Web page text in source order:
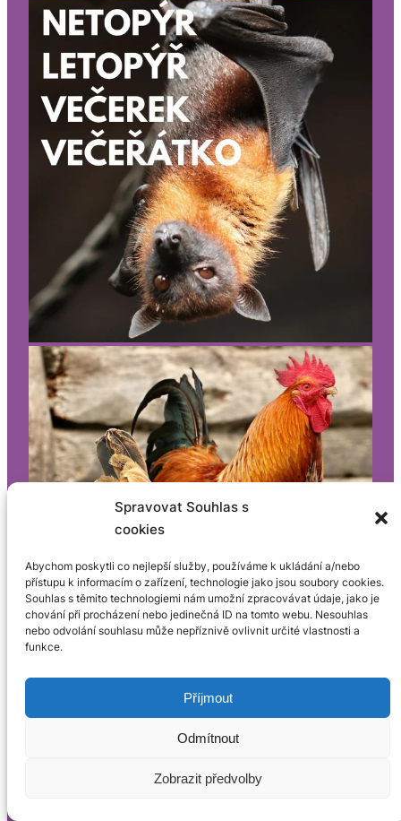
Spravovat Souhlas s
cookies
Abychom poskytli co nejlepší služby, používáme k ukládání a/nebo
přístupu k informacím o zařízení, technologie jako jsou soubory cookies.
Souhlas s těmito technologiemi nám umožní zpracovávat údaje, jako je
chování při procházení nebo jedinečná ID na tomto webu. Nesouhlas
nebo odvolání souhlasu může nepříznivě ovlivnit určité vlastnosti a
funkce.
Příjmout
Odmítnout
Zobrazit předvolby